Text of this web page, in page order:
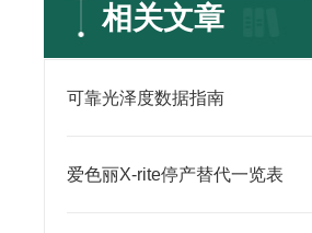
相关文章
可靠光泽度数据指南
爱色丽X-rite停产替代一览表